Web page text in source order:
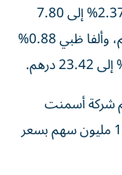
4.08 درهم، فيما هبط سهم الدار العقارية 2.37% إلى 7.80
درهم، وأدنوك للغاز 0.29% إلى 3.36 درهم، وألفا ظبي 0.88%
شركة أسمنت
الخليج بقيمة 13.56 مليون درهم على 11.3 مليون سهم بسعر